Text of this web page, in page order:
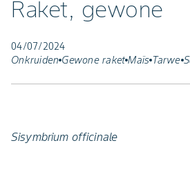
Raket, gewone
04/07/2024
Onkruiden Gewone raket Maïs Tarwe
Sisymbrium officinale